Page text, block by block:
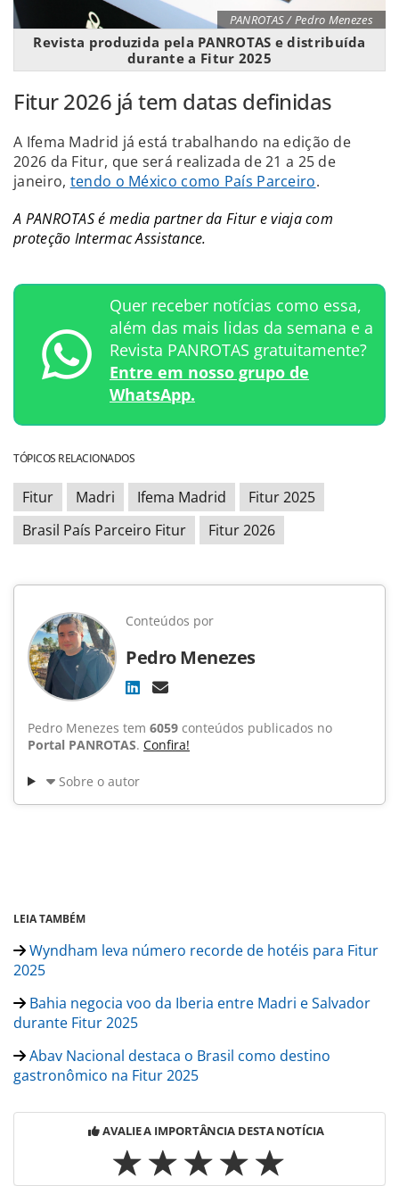
PANROTAS / Pedro Menezes
Revista produzida pela PANROTAS e distribuída
durante a Fitur 2025
Fitur 2026 já tem datas definidas
A Ifema Madrid já está trabalhando na edição de
2026 da Fitur, que será realizada de 21 a 25 de
janeiro, tendo o México como País Parceiro.
A PANROTAS é media partner da Fitur e viaja com
proteção Intermac Assistance.
Quer receber notícias como essa,
além das mais lidas da semana e a
Revista PANROTAS gratuitamente?
Entre em nosso grupo de
WhatsApp.
TÓPICOS RELACIONADOS
Fitur Madri Ifema Madrid
Fitur 2025
Brasil País Parceiro Fitur
Fitur 2026
Conteúdos por
Pedro Menezes
Pedro Menezes tem 6059 conteúdos publicados no
Portal PANROTAS. Confira!
Sobre o autor
LEIA TAMBÉM
Wyndham leva número recorde de hotéis para Fitur
2025
Bahia negocia voo da Iberia entre Madri e Salvador
durante Fitur 2025
Abav Nacional destaca o Brasil como destino
gastronômico na Fitur 2025
AVALIE A IMPORTÂNCIA DESTA NOTÍCIA